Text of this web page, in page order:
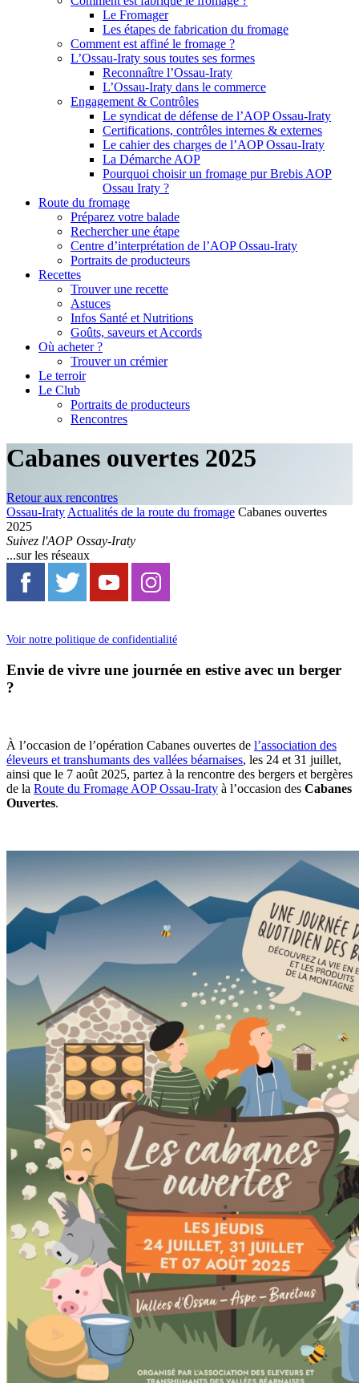
Le Fromager
Les étapes de fabrication du fromage
Comment est affiné le fromage ?
L’Ossau-Iraty sous toutes ses formes
Reconnaître l’Ossau-Iraty
L’Ossau-Iraty dans le commerce
Engagement & Contrôles
Le syndicat de défense de l’AOP Ossau-Iraty
Certifications, contrôles internes & externes
Le cahier des charges de l’AOP Ossau-Iraty
La Démarche AOP
Pourquoi choisir un fromage pur Brebis AOP
Ossau Iraty ?
Route du fromage
Préparez votre balade
Rechercher une étape
Centre d’interprétation de l’AOP Ossau-Iraty
Portraits de producteurs
Recettes
Trouver une recette
Astuces
Infos Santé et Nutritions
Goûts, saveurs et Accords
Où acheter ?
Trouver un crémier
Le terroir
Le Club
Portraits de producteurs
Rencontres
Cabanes ouvertes 2025
Retour aux rencontres
Ossau-Iraty Actualités de la route du fromage Cabanes ouvertes
2025
Suivez l'AOP Ossay-Iraty
...sur les réseaux
Voir notre politique de confidentialité
Envie de vivre une journée en estive avec un berger
?
À l’occasion de l’opération Cabanes ouvertes de l’association des
éleveurs et transhumants des vallées béarnaises, les 24 et 31 juillet,
ainsi que le 7 août 2025, partez à la rencontre des bergers et bergères
de la Route du Fromage AOP Ossau-Iraty à l’occasion des Cabanes
Ouvertes.